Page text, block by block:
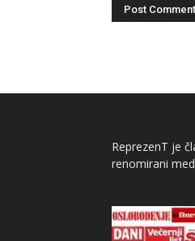
ReprezenT je
renomirani